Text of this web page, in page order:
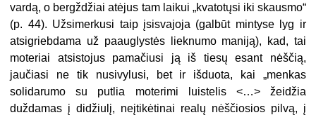
vardą, o bergždžiai atėjus tam laikui „kvatotųsi iki skausmo“
(p. 44). Užsimerkusi taip įsisvajoja (galbūt mintyse lyg ir
atsigriebdama už paauglystės lieknumo maniją), kad, tai
moteriai atsistojus pamačiusi ją iš tiesų esant nėščią,
jaučiasi ne tik nusivylusi, bet ir išduota, kai „menkas
solidarumo su putlia moterimi luistelis <…> žeidžia
duždamas į didžiulį, neįtikėtinai realų nėščiosios pilvą, į